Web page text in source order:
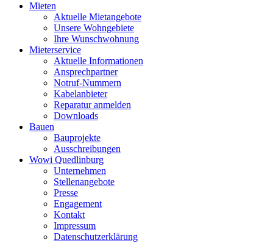
Mieten
Aktuelle Mietangebote
Unsere Wohngebiete
Ihre Wunschwohnung
Mieterservice
Aktuelle Informationen
Ansprechpartner
Notruf-Nummern
Kabelanbieter
Reparatur anmelden
Downloads
Bauen
Bauprojekte
Ausschreibungen
Wowi Quedlinburg
Unternehmen
Stellenangebote
Presse
Engagement
Kontakt
Impressum
Datenschutzerklärung